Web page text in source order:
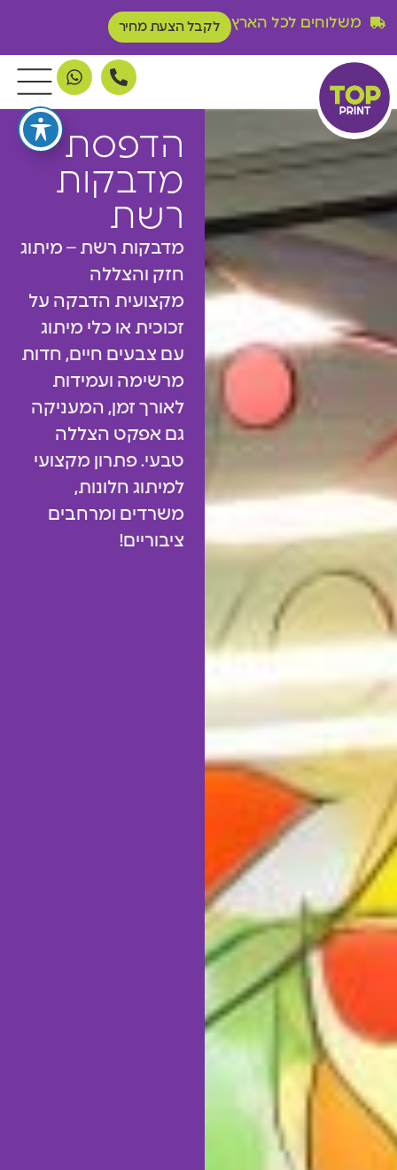
משלוחים לכל הארץ לקבל הצעת מחיר
הדפסת
מדבקות
רשת
מדבקות רשת – מיתוג
חזק והצללה
מקצועית הדבקה על
זכוכית או כלי מיתוג
עם צבעים חיים, חדות
מרשימה ועמידות
לאורך זמן, המעניקה
גם אפקט הצללה
טבעי. פתרון מקצועי
למיתוג חלונות,
משרדים ומרחבים
ציבוריים!